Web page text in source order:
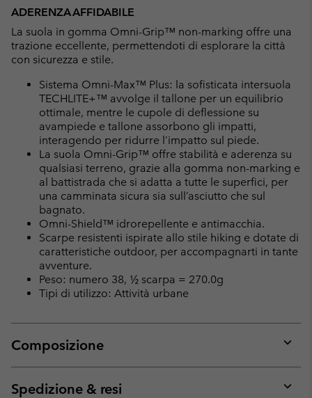
ADERENZA AFFIDABILE
La suola in gomma Omni-Grip™ non-marking offre una
trazione eccellente, permettendoti di esplorare la città
con sicurezza e stile.
Sistema Omni-Max™ Plus: la sofisticata intersuola
TECHLITE+™ avvolge il tallone per un equilibrio
ottimale, mentre le cupole di deflessione su
avampiede e tallone assorbono gli impatti,
interagendo per ridurre l’impatto sul piede.
La suola Omni-Grip™ offre stabilità e aderenza su
qualsiasi terreno, grazie alla gomma non-marking e
al battistrada che si adatta a tutte le superfici, per
una camminata sicura sia sull’asciutto che sul
bagnato.
Omni-Shield™ idrorepellente e antimacchia.
Scarpe resistenti ispirate allo stile hiking e dotate di
caratteristiche outdoor, per accompagnarti in tante
avventure.
Peso: numero 38, ½ scarpa = 270.0g
Tipi di utilizzo: Attività urbane
Composizione
or
Spedizione & resi